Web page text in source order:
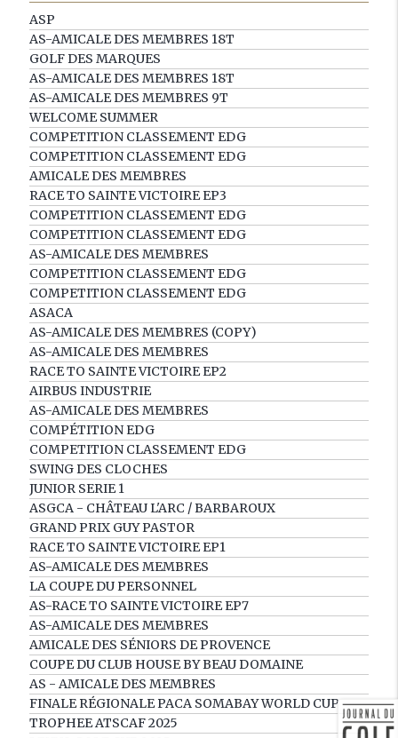
ASP
AS-AMICALE DES MEMBRES 18T
GOLF DES MARQUES
AS-AMICALE DES MEMBRES 18T
AS-AMICALE DES MEMBRES 9T
WELCOME SUMMER
COMPETITION CLASSEMENT EDG
COMPETITION CLASSEMENT EDG
AMICALE DES MEMBRES
RACE TO SAINTE VICTOIRE EP3
COMPETITION CLASSEMENT EDG
COMPETITION CLASSEMENT EDG
AS-AMICALE DES MEMBRES
COMPETITION CLASSEMENT EDG
COMPETITION CLASSEMENT EDG
ASACA
AS-AMICALE DES MEMBRES (COPY)
AS-AMICALE DES MEMBRES
RACE TO SAINTE VICTOIRE EP2
AIRBUS INDUSTRIE
AS-AMICALE DES MEMBRES
COMPÉTITION EDG
COMPETITION CLASSEMENT EDG
SWING DES CLOCHES
JUNIOR SERIE 1
ASGCA - CHÂTEAU L'ARC / BARBAROUX
GRAND PRIX GUY PASTOR
RACE TO SAINTE VICTOIRE EP1
AS-AMICALE DES MEMBRES
LA COUPE DU PERSONNEL
AS-RACE TO SAINTE VICTOIRE EP7
AS-AMICALE DES MEMBRES
AMICALE DES SÉNIORS DE PROVENCE
COUPE DU CLUB HOUSE BY BEAU DOMAINE
AS - AMICALE DES MEMBRES
FINALE RÉGIONALE PACA SOMABAY WORLD CUP
TROPHEE ATSCAF 2025